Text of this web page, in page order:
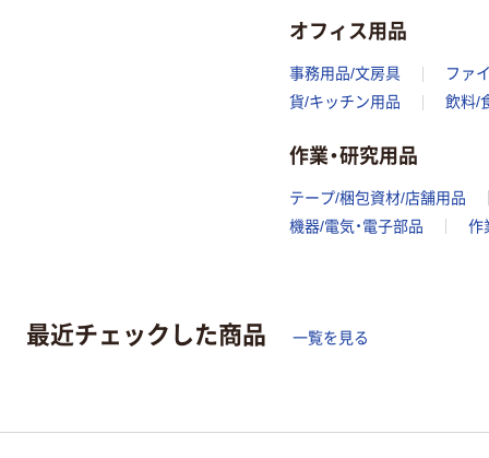
オフィス用品
事務用品/文房具
ファ
貨/キッチン用品
飲料/
作業・研究用品
テープ/梱包資材/店舗用品
機器/電気・電子部品
作
最近チェックした商品 一覧を見る